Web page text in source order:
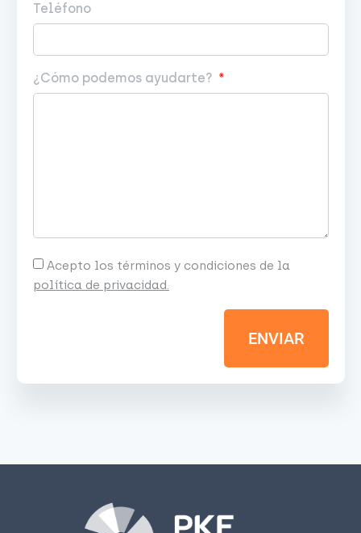
Teléfono
¿Cómo podemos ayudarte?
Acepto los términos y condiciones de la
política de privacidad.
ENVIAR